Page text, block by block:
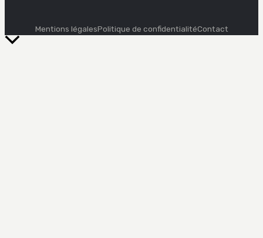
Mentions légalesPolitique de confidentialitéContact